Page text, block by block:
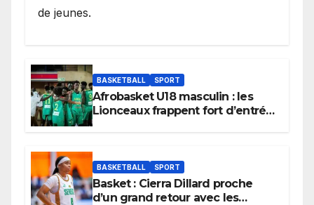
de jeunes.
BASKETBALL SPORT
Afrobasket U18 masculin : les
Lionceaux frappent fort d’entrée
BASKETBALL SPORT
Basket : Cierra Dillard proche
d’un grand retour avec les